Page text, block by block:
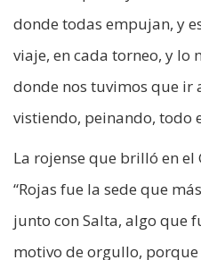
donde todas empujan, y
viaje, en cada torneo, y lo
donde nos tuvimos que
vistiendo, peinando, todo
La rojense que brilló en el
“Rojas fue la sede que
junto con Salta, algo que
motivo de orgullo,